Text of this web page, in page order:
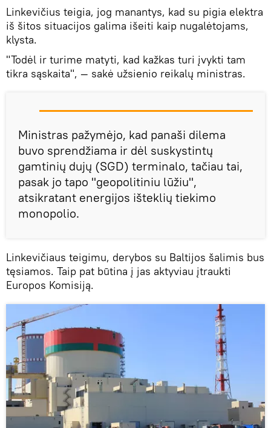
Linkevičius teigia, jog manantys, kad su pigia elektra
iš šitos situacijos galima išeiti kaip nugalėtojams,
klysta.
"Todėl ir turime matyti, kad kažkas turi įvykti tam
tikra sąskaita", — sakė užsienio reikalų ministras.
Ministras pažymėjo, kad panaši dilema
buvo sprendžiama ir dėl suskystintų
gamtinių dujų (SGD) terminalo, tačiau tai,
pasak jo tapo "geopolitiniu lūžiu",
atsikratant energijos išteklių tiekimo
monopolio.
Linkevičiaus teigimu, derybos su Baltijos šalimis bus
tęsiamos. Taip pat būtina į jas aktyviau įtraukti
Europos Komisiją.